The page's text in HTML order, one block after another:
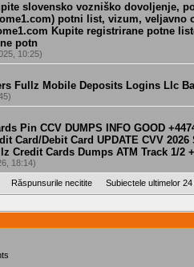
slovensko vozniško dovoljenje,
potni list, vizum, veljavno
Kupite registrirane potne
potn
10:25)
Fullz Mobile Deposits Logins Llc
Pin CCV DUMPS INFO GOOD
Card/Debit Card UPDATE CVV
Credit Cards Dumps ATM Track 1/2
18:14)
Răspunsurile necitite Subiectele ultimelor